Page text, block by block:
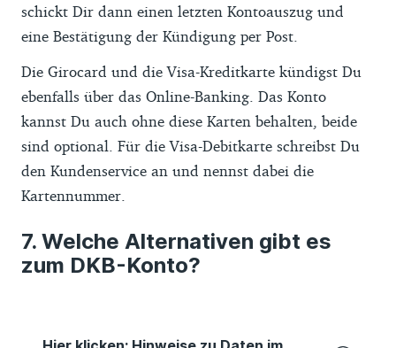
schickt Dir dann einen letzten Kontoauszug und
eine Bestätigung der Kündigung per Post.
Die Girocard und die Visa-Kreditkarte kündigst Du
ebenfalls über das Online-Banking. Das Konto
kannst Du auch ohne diese Karten behalten, beide
sind optional. Für die Visa-Debitkarte schreibst Du
den Kundenservice an und nennst dabei die
Kartennummer.
Welche Alternativen gibt es
zum DKB-Konto?